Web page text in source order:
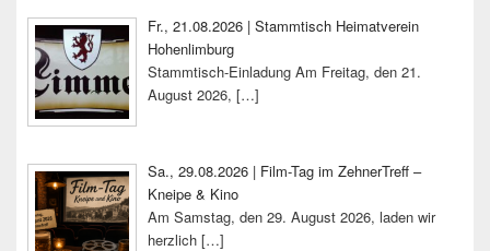
Fr., 21.08.2026 | Stammtisch Heimatverein
Hohenlimburg
Stammtisch-Einladung Am Freitag, den 21.
August 2026, […]
Sa., 29.08.2026 | Film-Tag im ZehnerTreff –
Kneipe & Kino
Am Samstag, den 29. August 2026, laden wir
herzlich […]